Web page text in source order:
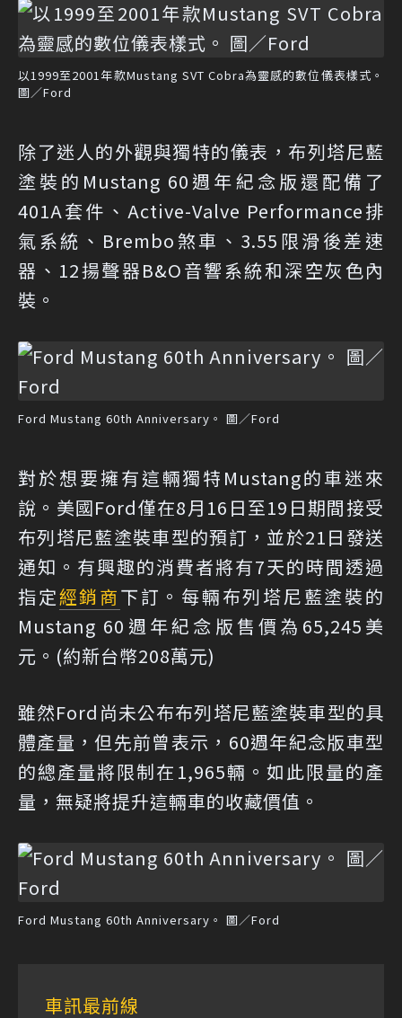
以1999至2001年款Mustang SVT Cobra為靈感的數位儀表樣式。
圖／Ford
除了迷人的外觀與獨特的儀表，布列塔尼藍
塗裝的Mustang 60週年紀念版還配備了
401A套件、Active-Valve Performance排
氣系統、Brembo煞車、3.55限滑後差速
器、12揚聲器B&O音響系統和深空灰色內
裝。
Ford Mustang 60th Anniversary。 圖／Ford
對於想要擁有這輛獨特Mustang的車迷來
說。美國Ford僅在8月16日至19日期間接受
布列塔尼藍塗裝車型的預訂，並於21日發送
通知。有興趣的消費者將有7天的時間透過
指定經銷商下訂。每輛布列塔尼藍塗裝的
Mustang 60週年紀念版售價為65,245美
元。(約新台幣208萬元)
雖然Ford尚未公布布列塔尼藍塗裝車型的具
體產量，但先前曾表示，60週年紀念版車型
的總產量將限制在1,965輛。如此限量的產
量，無疑將提升這輛車的收藏價值。
Ford Mustang 60th Anniversary。 圖／Ford
車訊最前線